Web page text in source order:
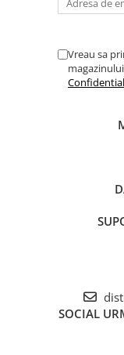
Vreau sa
SOCIAL